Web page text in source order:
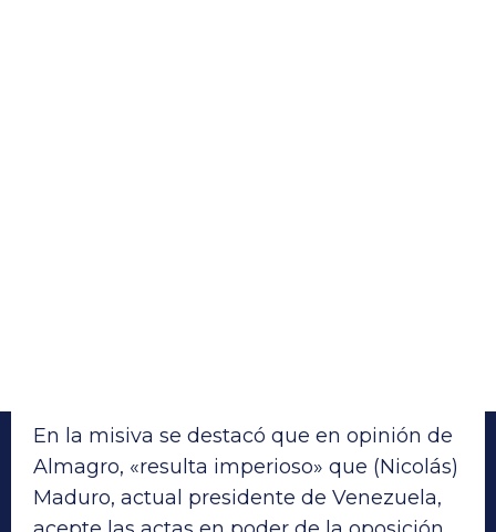
En la misiva se destacó que en opinión de
Almagro, «resulta imperioso» que (Nicolás)
Maduro, actual presidente de Venezuela,